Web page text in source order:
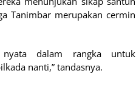
Tanimbar merupakan cermin
dalam rangka untuk
nanti,” tandasnya.